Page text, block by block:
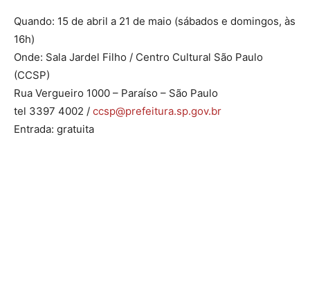
Quando: 15 de abril a 21 de maio (sábados e domingos, às
16h)
Onde: Sala Jardel Filho / Centro Cultural São Paulo
(CCSP)
Rua Vergueiro 1000 – Paraíso – São Paulo
tel 3397 4002 / ccsp@prefeitura.sp.gov.br
Entrada: gratuita